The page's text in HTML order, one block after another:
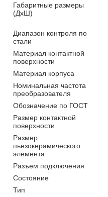
Габаритные размеры
(ДхШ)
Диапазон контроля по
стали
Материал контактной
поверхности
Материал корпуса
Номинальная частота
преобразователя
Обозначение по ГОСТ
Размер контактной
поверхности
Размер
пьезокерамического
элемента
Разъем подключения
Состояние
Тип